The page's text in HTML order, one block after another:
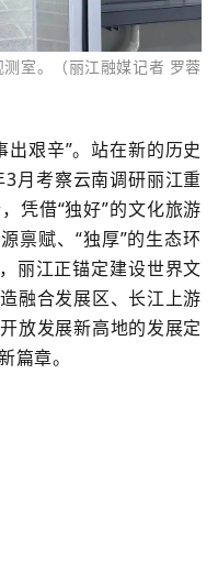
室。（丽江融媒记者 罗蓉
艰辛”。站在新的历史
月考察云南调研丽江重
凭借“独好”的文化旅游
禀赋、“独厚”的生态环
丽江正锚定建设世界文
融合发展区、长江上游
放发展新高地的发展定
篇章。